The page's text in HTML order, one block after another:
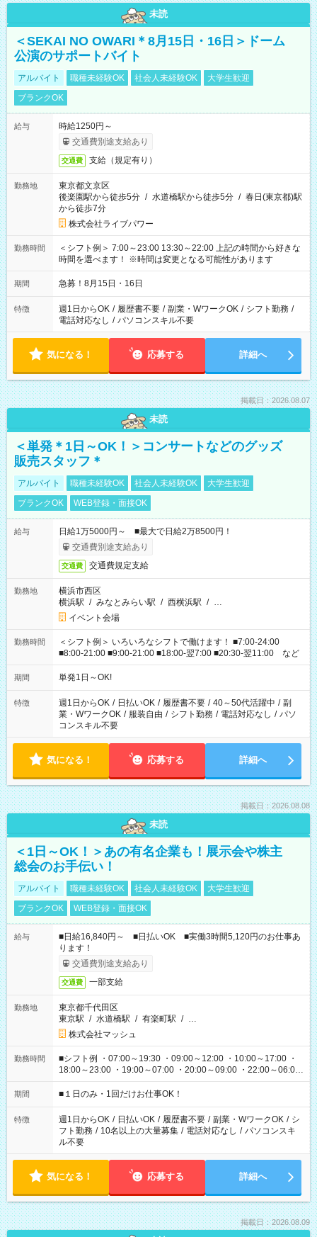
未読
＜SEKAI NO OWARI＊8月15日・16日＞ドーム
公演のサポートバイト
アルバイト 職種未経験OK 社会人未経験OK
大学生歓迎
ブランクOK
給与
時給1250円～
交通費別途支給あり
交通費 支給（規定有り）
勤務地
東京都文京区
後楽園駅から徒歩5分 / 水道橋駅から徒歩5分 / 春日(東京都)駅
から徒歩7分
株式会社ライブパワー
勤務時間
＜シフト例＞ 7:00～23:00 13:30～22:00 上記の時間から好きな
時間を選べます！ ※時間は変更となる可能性があります
期間 急募！8月15日・16日
特徴 週1日からOK / 履歴書不要 / 副業・WワークOK / シフト勤務 /
電話対応なし / パソコンスキル不要
気になる！ 応募する 詳細へ
掲載日：2026.08.07
未読
＜単発＊1日～OK！＞コンサートなどのグッズ
販売スタッフ＊
アルバイト 職種未経験OK 社会人未経験OK
大学生歓迎
ブランクOK
WEB登録・面接OK
給与
日給1万5000円～ ■最大で日給2万8500円！
交通費別途支給あり
交通費 交通費規定支給
勤務地
横浜市西区
横浜駅 / みなとみらい駅 / 西横浜駅 / …
イベント会場
勤務時間
＜シフト例＞ いろいろなシフトで働けます！ ■7:00-24:00
■8:00-21:00 ■9:00-21:00 ■18:00-翌7:00 ■20:30-翌11:00 など
期間 単発1日～OK!
特徴 週1日からOK / 日払いOK / 履歴書不要 / 40～50代活躍中 / 副
業・WワークOK / 服装自由 / シフト勤務 / 電話対応なし / パソ
コンスキル不要
気になる！ 応募する 詳細へ
掲載日：2026.08.08
未読
＜1日～OK！＞あの有名企業も！展示会や株主
総会のお手伝い！
アルバイト 職種未経験OK 社会人未経験OK
大学生歓迎
ブランクOK
WEB登録・面接OK
給与
■日給16,840円～ ■日払いOK ■実働3時間5,120円のお仕事あ
ります！
交通費別途支給あり
交通費 一部支給
勤務地
東京都千代田区
東京駅 / 水道橋駅 / 有楽町駅 / …
株式会社マッシュ
勤務時間
■シフト例 ・07:00～19:30 ・09:00～12:00 ・10:00～17:00 ・
18:00～23:00 ・19:00～07:00 ・20:00～09:00 ・22:00～06:00
etc ★最短で3時間で5,120円のお仕事から 15時間で2万円近く稼
げるお仕事も！ ご希望のお時間に合わせてご紹介！ ※シフトは
ください！
期間 ■１日のみ・1回だけお仕事OK！
特徴 週1日からOK / 日払いOK / 履歴書不要 / 副業・WワークOK / シ
フト勤務 / 10名以上の大量募集 / 電話対応なし / パソコンスキ
ル不要
気になる！ 応募する 詳細へ
掲載日：2026.08.09